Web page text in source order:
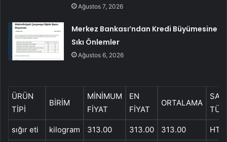
Ağustos 7, 2026
Merkez Bankası’ndan Kredi Büyümesine
Sıkı Önlemler
Ağustos 6, 2026
ÜRÜN
TİPİ
BİRİM
MİNİMUM
FİYAT
EN
FİYAT
ORTALAMA
sığır eti kilogram 313.00 313.00 313.00 HT